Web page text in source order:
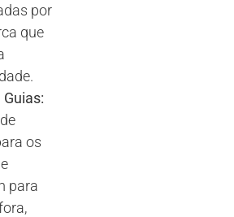
por
que
os
para